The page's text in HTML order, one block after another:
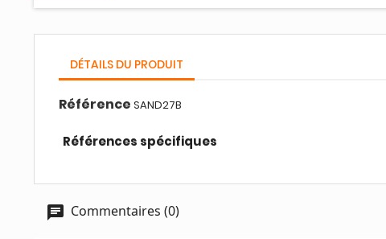
DÉTAILS DU PRODUIT
Référence SAND27B
Références spécifiques
Commentaires (0)